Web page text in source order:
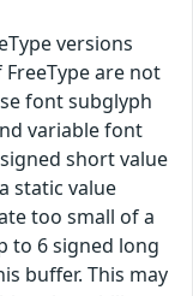
versions
are not
font subglyph
variable font
short value
static value
too small of a
to 6 signed long
buffer. This may